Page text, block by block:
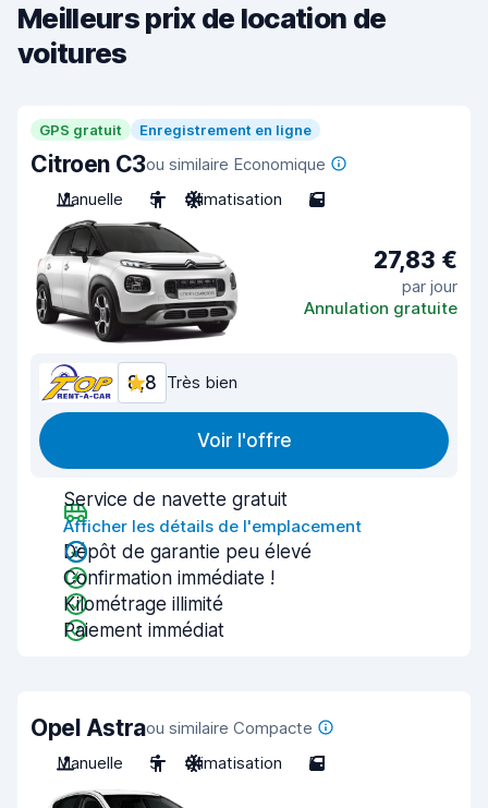
Meilleurs prix de location de
voitures
GPS gratuit Enregistrement en ligne
Citroen C3ou similaire Economique
Manuelle
5 Climatisation 5
27,83 €
par jour
Annulation gratuite
8,8 Très bien
Voir l'offre
Service de navette gratuit
Afficher les détails de l'emplacement
Dépôt de garantie peu élevé
Confirmation immédiate !
Kilométrage illimité
Paiement immédiat
Opel Astraou similaire Compacte
Manuelle
5 Climatisation 5